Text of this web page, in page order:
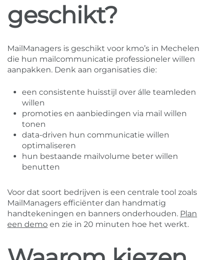
geschikt?
MailManagers is geschikt voor kmo’s in Mechelen
die hun mailcommunicatie professioneler willen
aanpakken. Denk aan organisaties die:
een consistente huisstijl over álle teamleden
willen
promoties en aanbiedingen via mail willen
tonen
data-driven hun communicatie willen
optimaliseren
hun bestaande mailvolume beter willen
benutten
Voor dat soort bedrijven is een centrale tool zoals
MailManagers efficiënter dan handmatig
handtekeningen en banners onderhouden. Plan
een demo en zie in 20 minuten hoe het werkt.